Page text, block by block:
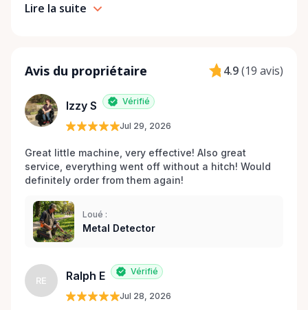
Lire la suite
Avis du propriétaire 4.9(19 avis)
Izzy S Vérifié
Jul 29, 2026
Great little machine, very effective! Also great
service, everything went off without a hitch! Would
definitely order from them again!
Loué :
Metal Detector
RE Ralph E Vérifié
Jul 28, 2026